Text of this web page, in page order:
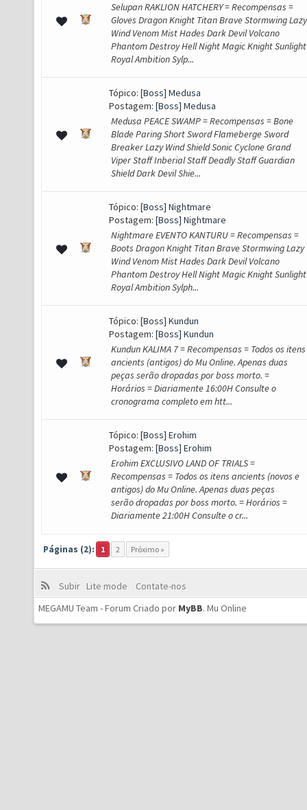
Selupan RAKLION HATCHERY = Recompensas =
Gloves Dragon Knight Titan Brave Stormwing Lazy
Wind Venom Mist Hades Dark Devil Volcano
Phantom Destroy Hell Night Magic Knight Sunlight
Royal Ambition Sylp...
Tópico: [Boss] Medusa
Postagem: [Boss] Medusa
Medusa PEACE SWAMP = Recompensas = Bone
Blade Paring Short Sword Flameberge Sword
Breaker Lazy Wind Shield Sonic Cyclone Grand
Viper Staff Inberial Staff Deadly Staff Guardian
Shield Dark Devil Shie...
Tópico: [Boss] Nightmare
Postagem: [Boss] Nightmare
Nightmare EVENTO KANTURU = Recompensas =
Boots Dragon Knight Titan Brave Stormwing Lazy
Wind Venom Mist Hades Dark Devil Volcano
Phantom Destroy Hell Night Magic Knight Sunlight
Royal Ambition Sylph...
Tópico: [Boss] Kundun
Postagem: [Boss] Kundun
Kundun KALIMA 7 = Recompensas = Todos os itens
ancients (antigos) do Mu Online. Apenas duas
peças serão dropadas por boss morto. =
Horários = Diariamente 16:00H Consulte o
cronograma completo em htt...
Tópico: [Boss] Erohim
Postagem: [Boss] Erohim
Erohim EXCLUSIVO LAND OF TRIALS =
Recompensas = Todos os itens ancients (novos e
antigos) do Mu Online. Apenas duas peças
serão dropadas por boss morto. = Horários =
Diariamente 21:00H Consulte o cr...
Páginas (2): 1 2 Próximo »
Subir Lite mode
Contate-nos
MEGAMU Team - Forum Criado por MyBB. Mu Online